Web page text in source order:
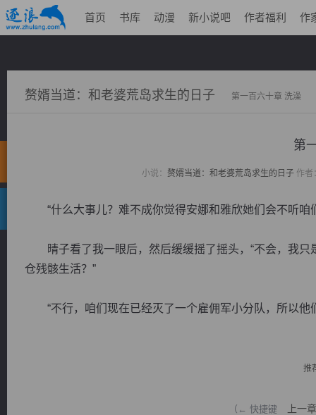
首页 书库 动漫 新小说吧 作者福利 作
赘婿当道：和老婆荒岛求生的日子 第一百六十章 洗澡
第
小说： 赘婿当道：和老婆荒岛求生的日子作者
“什么大事儿？难不成你觉得安娜和雅欣她们会不听咱
晴子看了我一眼后，然后缓缓摇了摇头，“不会，我只
仓残骸生活？”
“不行，咱们现在已经灭了一个雇佣军小分队，所以他
推
（← 快捷键 上一章